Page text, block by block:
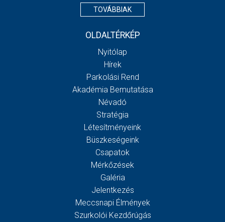
TOVÁBBIAK
OLDALTÉRKÉP
Nyitólap
Hírek
Parkolási Rend
Akadémia Bemutatása
Névadó
Stratégia
Létesítményeink
Büszkeségeink
Csapatok
Mérkőzések
Galéria
Jelentkezés
Meccsnapi Élmények
Szurkolói Kezdőrúgás